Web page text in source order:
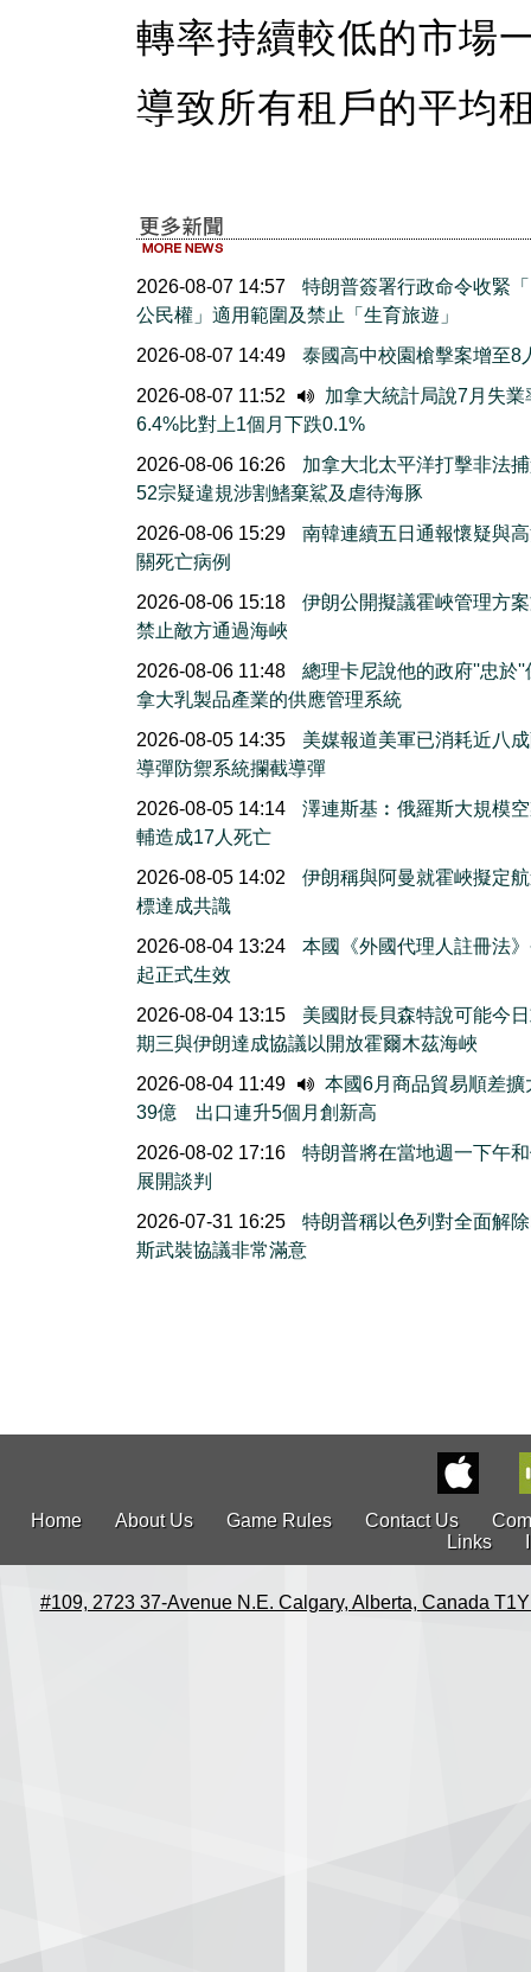
轉率持續較低的市場
導致所有租戶的平均
2026-08-07 14:57
特朗普簽署行政命令收緊
公民權」適用範圍及禁止「生育旅遊」
2026-08-07 14:49
泰國高中校園槍擊案增至8
2026-08-07 11:52
加拿大統計局說7月失業
6.4%比對上1個月下跌0.1%
2026-08-06 16:26
加拿大北太平洋打擊非法
52宗疑違規涉割鰭棄鯊及虐待海豚
2026-08-06 15:29
南韓連續五日通報懷疑與
關死亡病例
2026-08-06 15:18
伊朗公開擬議霍峽管理方
禁止敵方通過海峽
2026-08-06 11:48
總理卡尼說他的政府''忠於''
拿大乳製品產業的供應管理系統
2026-08-05 14:35
美媒報道美軍已消耗近八
導彈防禦系統攔截導彈
2026-08-05 14:14
澤連斯基︰俄羅斯大規模
輔造成17人死亡
2026-08-05 14:02
伊朗稱與阿曼就霍峽擬定
標達成共識
2026-08-04 13:24
本國《外國代理人註冊法
起正式生效
2026-08-04 13:15
美國財長貝森特說可能今
期三與伊朗達成協議以開放霍爾木茲海峽
2026-08-04 11:49
本國6月商品貿易順差擴
39億 出口連升5個月創新高
2026-08-02 17:16
特朗普將在當地週一下午
展開談判
2026-07-31 16:25
特朗普稱以色列對全面解
斯武裝協議非常滿意
Home About Us Game Rules Contact Us
Links
#109, 2723 37-Avenue N.E. Calgary, Alberta, Canada